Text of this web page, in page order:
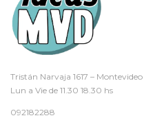
Tristán Narvaja 1617 – Montevideo
Lun a Vie de 11.30 18.30 hs
092182288